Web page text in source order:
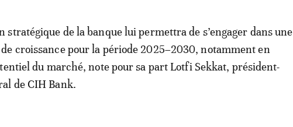
stratégique de la banque lui permettra de s’engager dans une
croissance pour la période 2025–2030, notamment en
du marché, note pour sa part Lotfi Sekkat, président-
de CIH Bank.